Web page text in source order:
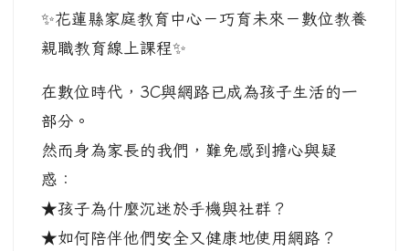
✨花蓮縣家庭教育中心－巧育未來－數位教養
親職教育線上課程✨
在數位時代，3C與網路已成為孩子生活的一
部分。
然而身為家長的我們，難免感到擔心與疑
惑：
★孩子為什麼沉迷於手機與社群？
★如何陪伴他們安全又健康地使用網路？